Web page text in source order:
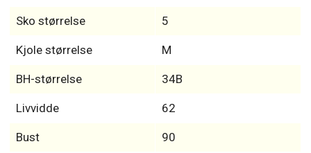
Sko størrelse 5
Kjole størrelse M
BH-størrelse 34B
Livvidde 62
Bust 90